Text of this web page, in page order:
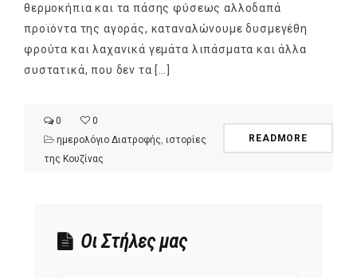
θερμοκήπια και τα πάσης φύσεως αλλοδαπά
προϊόντα της αγοράς, καταναλώνουμε δυσμεγέθη
φρούτα και λαχανικά γεμάτα λιπάσματα και άλλα
συστατικά, που δεν τα […]
0
0
ημερολόγιο Διατροφής ιστορίες
της Κουζίνας
READMORE
Οι Στήλες μας